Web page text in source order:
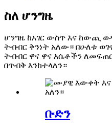
ስለ ሆንግዜ
ሆንግዜ ከአገር ውስጥ እና ከውጪ
ትብብር ቅንነት አለው። በሁለቱ
ትብብር ዋና ዋና እሴቶችን
በጥብቅ እንከተላለን።
ቡድን